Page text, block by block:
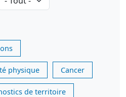
physique Cancer
de territoire